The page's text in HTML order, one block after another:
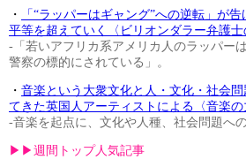
・
「“ラッパーはギャング”への逆転」が
平等を超えていく〈ビリオンダラー弁護士
-「若いアフリカ系アメリカ人のラッパー
警察の標的にされている」。
・ 音楽という大衆文化と人・文化・社会
てきた英国人アーティストによる〈音楽
-音楽を起点に、文化や人種、社会問題へ
▶︎▶︎週間トップ人気記事